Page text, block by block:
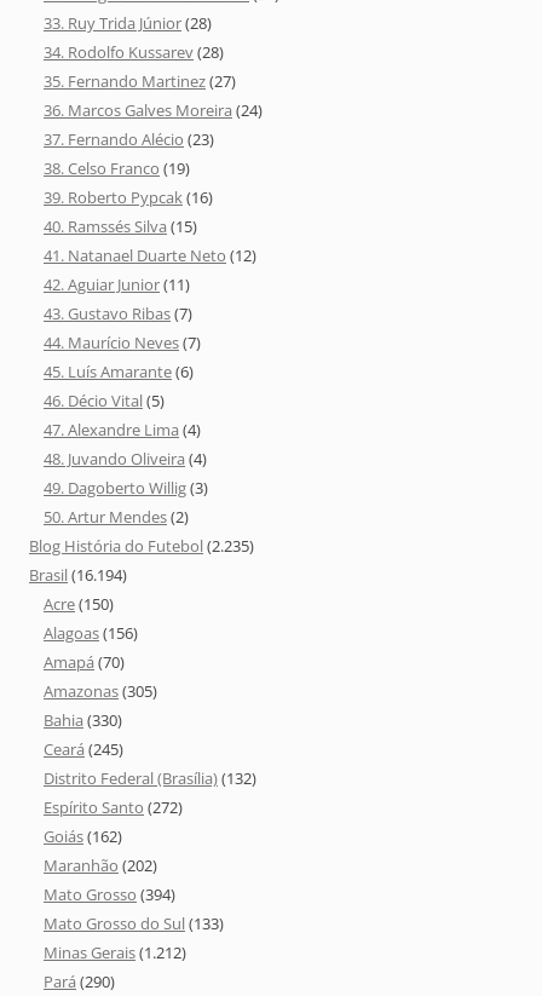
33. Ruy Trida Júnior(28)
34. Rodolfo Kussarev(28)
35. Fernando Martinez(27)
36. Marcos Galves Moreira (24)
37. Fernando Alécio (23)
38. Celso Franco (19)
39. Roberto Pypcak(16)
40. Ramssés Silva (15)
41. Natanael Duarte Neto (12)
42. Aguiar Junior(11)
43. Gustavo Ribas(7)
44. Maurício Neves(7)
45. Luís Amarante(6)
46. Décio Vital(5)
47. Alexandre Lima (4)
48. Juvando Oliveira (4)
49. Dagoberto Willig(3)
50. Artur Mendes(2)
Blog História do Futebol(2.235)
Brasil(16.194)
Acre(150)
Alagoas(156)
Amapá (70)
Amazonas(305)
Bahia (330)
Ceará (245)
Distrito Federal (Brasília)(132)
Espírito Santo (272)
Goiás(162)
Maranhão (202)
Mato Grosso (394)
Mato Grosso do Sul(133)
Minas Gerais(1.212)
Pará (290)